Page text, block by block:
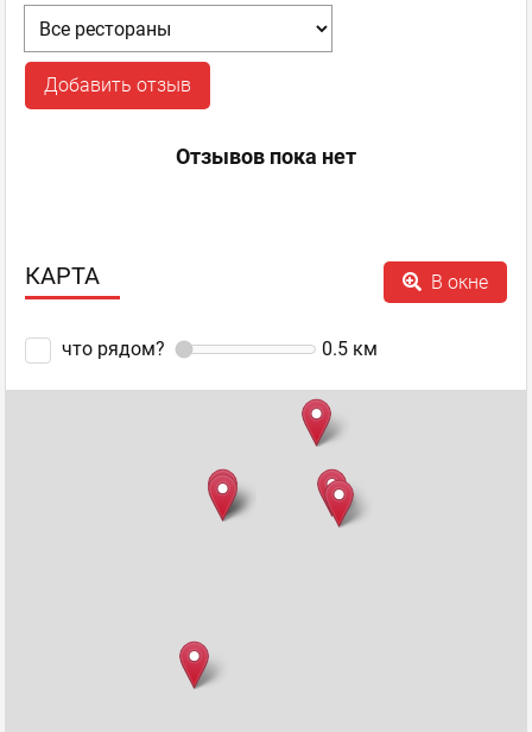
Добавить отзыв
Отзывов пока нет
КАРТА В окне
что рядом? 0.5 км